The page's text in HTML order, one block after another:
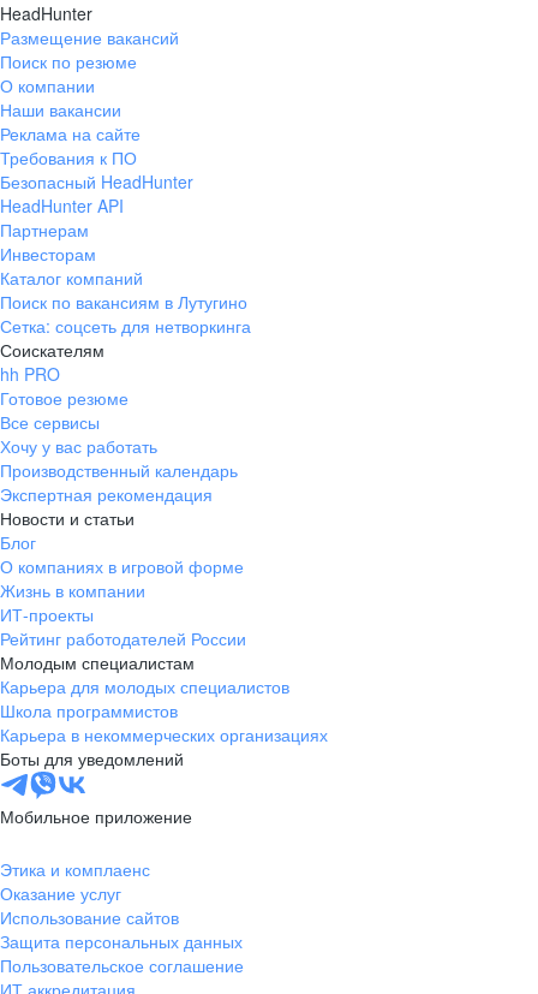
HeadHunter
Размещение вакансий
Поиск по резюме
О компании
Наши вакансии
Реклама на сайте
Требования к ПО
Безопасный HeadHunter
HeadHunter API
Партнерам
Инвесторам
Каталог компаний
Поиск по вакансиям в Лутугино
Сетка: соцсеть для нетворкинга
Соискателям
hh PRO
Готовое резюме
Все сервисы
Хочу у вас работать
Производственный календарь
Экспертная рекомендация
Новости и статьи
Блог
О компаниях в игровой форме
Жизнь в компании
ИТ-проекты
Рейтинг работодателей России
Молодым специалистам
Карьера для молодых специалистов
Школа программистов
Карьера в некоммерческих организациях
Боты для уведомлений
Мобильное приложение
Этика и комплаенс
Оказание услуг
Использование сайтов
Защита персональных данных
Пользовательское соглашение